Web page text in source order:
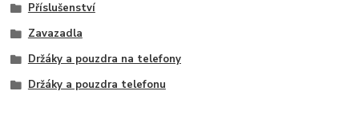
Příslušenství
Zavazadla
Držáky a pouzdra na telefony
Držáky a pouzdra telefonu